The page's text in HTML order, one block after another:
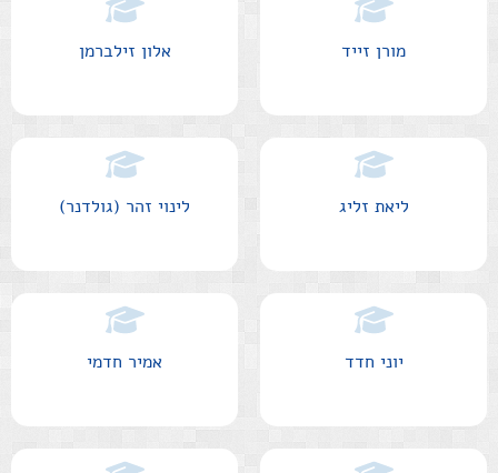
מורן זייד אלון זילברמן
ליאת זליג לינוי זהר (גולדנר)
יוני חדד אמיר חדמי